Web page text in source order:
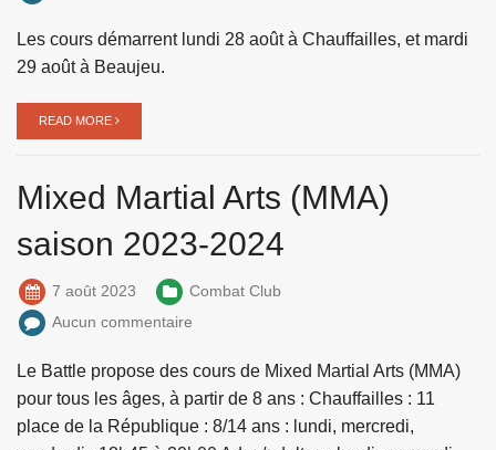
Les cours démarrent lundi 28 août à Chauffailles, et mardi
29 août à Beaujeu.
READ MORE
Mixed Martial Arts (MMA)
saison 2023-2024
7 août 2023
Combat Club
Aucun commentaire
Le Battle propose des cours de Mixed Martial Arts (MMA)
pour tous les âges, à partir de 8 ans : Chauffailles : 11
place de la République : 8/14 ans : lundi, mercredi,